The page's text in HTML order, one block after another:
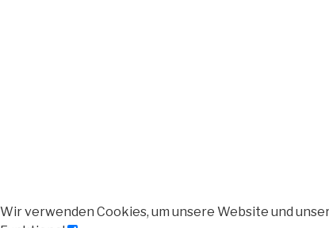
Wir verwenden Cookies, um unsere Website und